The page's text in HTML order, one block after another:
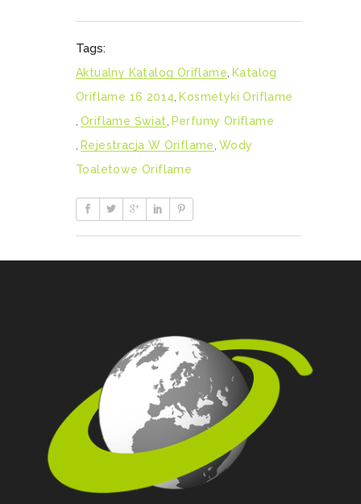
Tags:
Aktualny Katalog Oriflame Katalog
Oriflame 16 2014 Kosmetyki Oriflame
Oriflame Świat Perfumy Oriflame
Rejestracja W Oriflame Wody
Toaletowe Oriflame